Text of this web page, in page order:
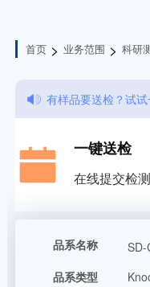
首页> 业务范围 > 科研
有样品要送检？试
一键送检
在线提交检
品系名称 SD-
品系类型